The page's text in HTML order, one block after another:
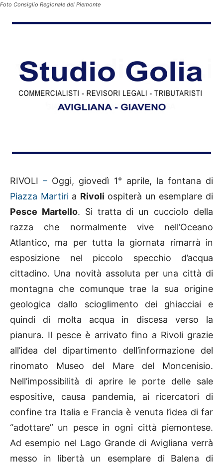
Foto Consiglio Regionale del Piemonte
RIVOLI– Oggi, giovedì 1° aprile, la fontana di
Piazza Martiria Rivoli ospiterà un esemplare di
Pesce Martello. Si tratta di un cucciolo della
razza che normalmente vive nell’Oceano
Atlantico, ma per tutta la giornata rimarrà in
esposizione nel piccolo specchio d’acqua
cittadino. Una novità assoluta per una città di
montagna che comunque trae la sua origine
geologica dallo scioglimento dei ghiacciai e
quindi di molta acqua in discesa verso la
pianura. Il pesce è arrivato fino a Rivoli grazie
all’idea del dipartimento dell’informazione del
rinomato Museo del Mare del Moncenisio.
Nell’impossibilità di aprire le porte delle sale
espositive, causa pandemia, ai ricercatori di
confine tra Italia e Francia è venuta l’idea di far
“adottare” un pesce in ogni città piemontese.
Ad esempio nel Lago Grande di Avigliana verrà
messo in libertà un esemplare di Balena di